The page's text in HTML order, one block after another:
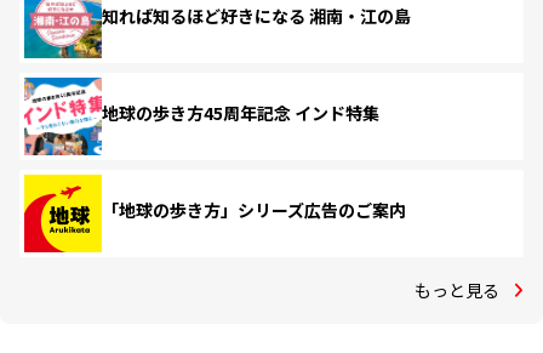
知れば知るほど好きになる 湘南・江の島
地球の歩き方45周年記念 インド特集
「地球の歩き方」シリーズ広告のご案内
もっと見る